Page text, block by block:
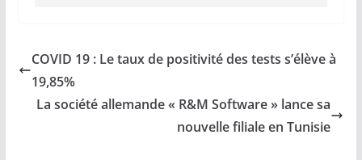
COVID 19 : Le taux de positivité des tests s’élève à
19,85%
La société allemande « R&M Software » lance sa
nouvelle filiale en Tunisie